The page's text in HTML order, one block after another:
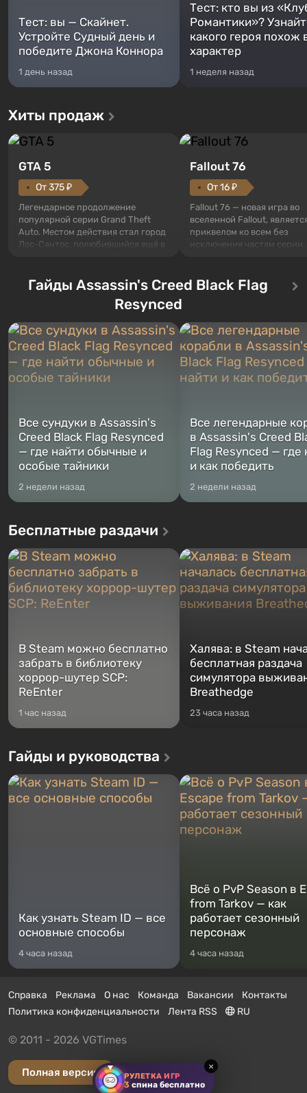
РУЛЕТКА ИГР
3 спина бесплатно
×
Тест: вы — Скайнет.
Устройте Судный день и
победите Джона Коннора
1 день назад
Тест: кто вы из
Романтики»?
какого героя похож
характер
1 неделя назад
Хиты продаж
GTA 5
От 375 ₽
Легендарное продолжение
популярной серии Grand Theft
Auto. Местом действия стал город
Лос-Сантос, полюбившийся ещё в
сразу трех персонажей: Майкла,
Тревора и Франклина, между
Жанр и...
Fallout 76
От 16 ₽
Fallout 76 — новая игра во
вселенной Fallout,
приквелом ко всем без
исключения частям серии.
Оно же, по задумке
Vault-Tec, должно
Место действия Fallout...
Гайды Assassin's Creed Black Flag
Resynced
Все сундуки в Assassin's
Creed Black Flag Resynced
— где найти обычные и
особые тайники
2 недели назад
Все легендарные
в Assassin's Creed
Flag Resynced — где
и как победить
2 недели назад
Бесплатные раздачи
В Steam можно бесплатно
забрать в библиотеку
хоррор-шутер SCP:
ReEnter
1 час назад
Халява: в Steam
бесплатная раздача
симулятора
Breathedge
23 часа назад
Гайды и руководства
Как узнать Steam ID — все
основные способы
4 часа назад
Всё о PvP Season в
from Tarkov — как
работает сезонный
персонаж
4 часа назад
Справка Реклама О нас Команда Вакансии
Контакты
Политика конфиденциальности
Лента RSS RU
© 2011 - 2026 VGTimes
Полная версия